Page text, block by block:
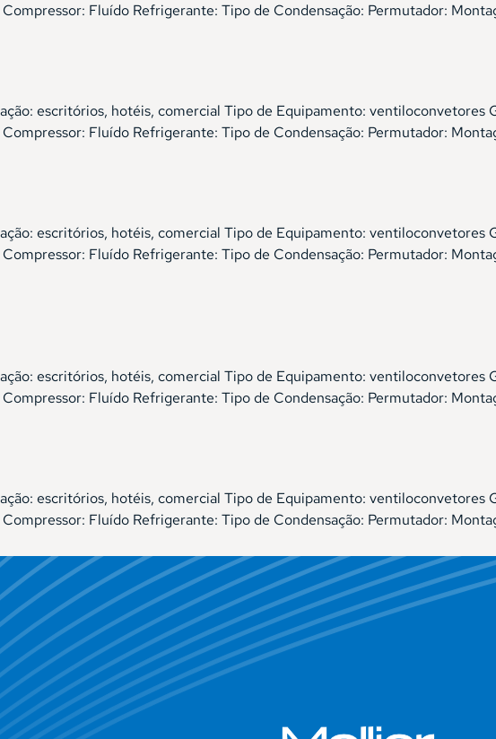
Compressor: Fluído Refrigerante: Tipo de Condensação: Permutador:
escritórios, hotéis, comercial Tipo de Equipamento:
Compressor: Fluído Refrigerante: Tipo de Condensação: Permutador:
escritórios, hotéis, comercial Tipo de Equipamento:
Compressor: Fluído Refrigerante: Tipo de Condensação: Permutador:
escritórios, hotéis, comercial Tipo de Equipamento:
Compressor: Fluído Refrigerante: Tipo de Condensação: Permutador:
escritórios, hotéis, comercial Tipo de Equipamento:
Compressor: Fluído Refrigerante: Tipo de Condensação: Permutador: